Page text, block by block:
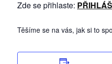
Zde se přihlaste:
Těšíme se na vás, jak si to